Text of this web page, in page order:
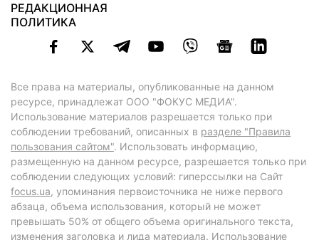
РЕДАКЦИОННАЯ
ПОЛИТИКА
Все права на материалы, опубликованные на данном
ресурсе, принадлежат ООО "ФОКУС МЕДИА".
Использование материалов разрешается только при
соблюдении требований, описанных в разделе "Правила
пользования сайтом". Использовать информацию,
размещенную на данном ресурсе, разрешается только при
соблюдении следующих условий: гиперссылки на Сайт
focus.ua, упоминания первоисточника не ниже первого
абзаца, объема использования, который не может
превышать 50% от общего объема оригинального текста,
изменения заголовка и лида материала. Использование